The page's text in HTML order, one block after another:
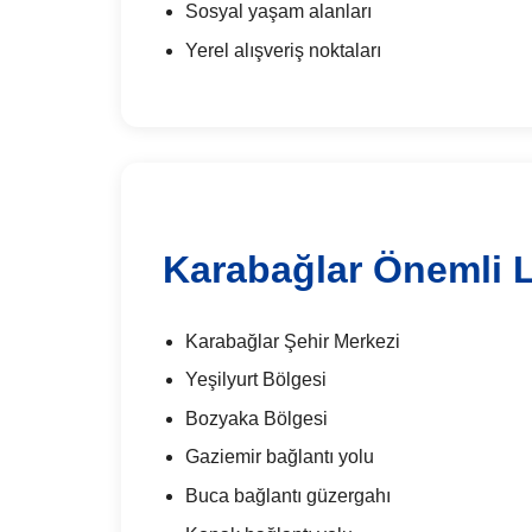
Sosyal yaşam alanları
Yerel alışveriş noktaları
Karabağlar Önemli
Karabağlar Şehir Merkezi
Yeşilyurt Bölgesi
Bozyaka Bölgesi
Gaziemir bağlantı yolu
Buca bağlantı güzergahı